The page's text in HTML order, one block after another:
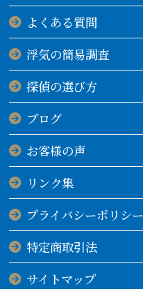
よくある質問
浮気の簡易調査
探偵の選び方
ブログ
お客様の声
リンク集
プライバシーポリシー
特定商取引法
サイトマップ